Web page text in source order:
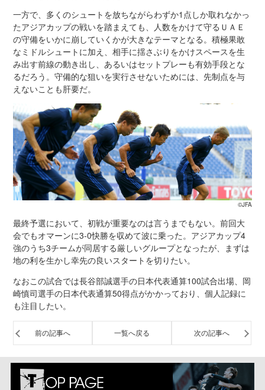
一方で、多くのシュートを放ちながらわずか1点しか取れなかっ
たアジアカップの戦いを踏まえても、人数をかけて守るＵＡＥ
の守備をいかに崩していくかが大きなテーマとなる。積極果敢
なミドルシュートに加え、相手に揺さぶりをかけスペースを生
み出す前線の動き出し、あるいはセットプレーも有効手段とな
るだろう。守備的な狙いを実行させないためには、先制点を与
えないことも肝要だ。
©JFA
最終予選において、初戦が重要なのは言うまでもない。前回大
会でもオマーンに3-0快勝を収めて波に乗った。アジアカップ4
強のうち3チームが同居する厳しいグループとなったが、まずは
地の利を生かし幸先の良いスタートを切りたい。
なおこの試合では長谷部誠選手の日本代表通算100試合出場、岡
崎慎司選手の日本代表通算50得点がかかっており、個人記録に
も注目したい。
前の記事へ 一覧へ戻る 次の記事へ